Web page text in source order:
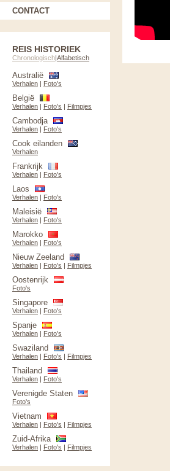
CONTACT
REIS HISTORIEK
Chronologisch|Alfabetisch
Australië
Verhalen | Foto's
België
Verhalen | Foto's | Filmpjes
Cambodja
Verhalen | Foto's
Cook eilanden
Verhalen
Frankrijk
Verhalen | Foto's
Laos
Verhalen | Foto's
Maleisië
Verhalen | Foto's
Marokko
Verhalen | Foto's
Nieuw Zeeland
Verhalen | Foto's | Filmpjes
Oostenrijk
Foto's
Singapore
Verhalen | Foto's
Spanje
Verhalen | Foto's
Swaziland
Verhalen | Foto's | Filmpjes
Thailand
Verhalen | Foto's
Verenigde Staten
Foto's
Vietnam
Verhalen | Foto's | Filmpjes
Zuid-Afrika
Verhalen | Foto's | Filmpjes